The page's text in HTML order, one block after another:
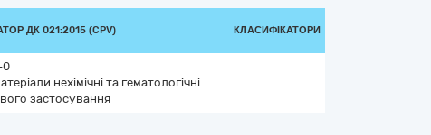
ДК 021:2015 (CPV) КЛАСИФІКАТОРИ
0
нехімічні та гематологічні
застосування